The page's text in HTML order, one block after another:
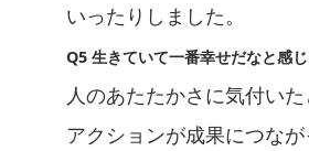
いったりしました。
Q5 生きていて一番幸せだなと感
人のあたたかさに気付い
アクションが成果につな